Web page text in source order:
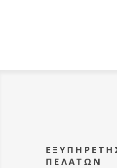
ΠΕΛΑΤΩΝ